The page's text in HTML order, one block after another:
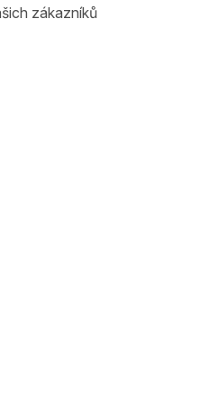
zákazníků